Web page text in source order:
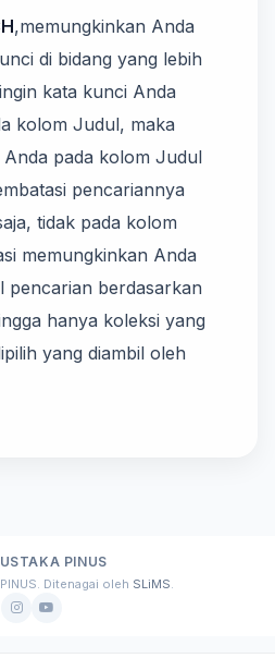
,memungkinkan Anda
di bidang yang lebih
kata kunci Anda
kolom Judul, maka
pada kolom Judul
pencariannya
tidak pada kolom
memungkinkan Anda
pencarian berdasarkan
hanya koleksi yang
yang diambil oleh
PINUS
Ditenagai oleh SLiMS.